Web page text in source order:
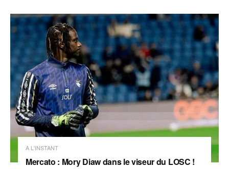
A L'INSTANT
Mercato : Mory Diaw dans le viseur du LOSC !